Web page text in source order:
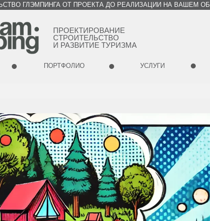
ОТ ПРОЕКТА ДО РЕАЛИЗАЦИИ НА ВАШЕМ
ПРОЕКТИРОВАНИЕ
СТРОИТЕЛЬСТВО
И РАЗВИТИЕ ТУРИЗМА
ПОРТФОЛИО УСЛУГИ